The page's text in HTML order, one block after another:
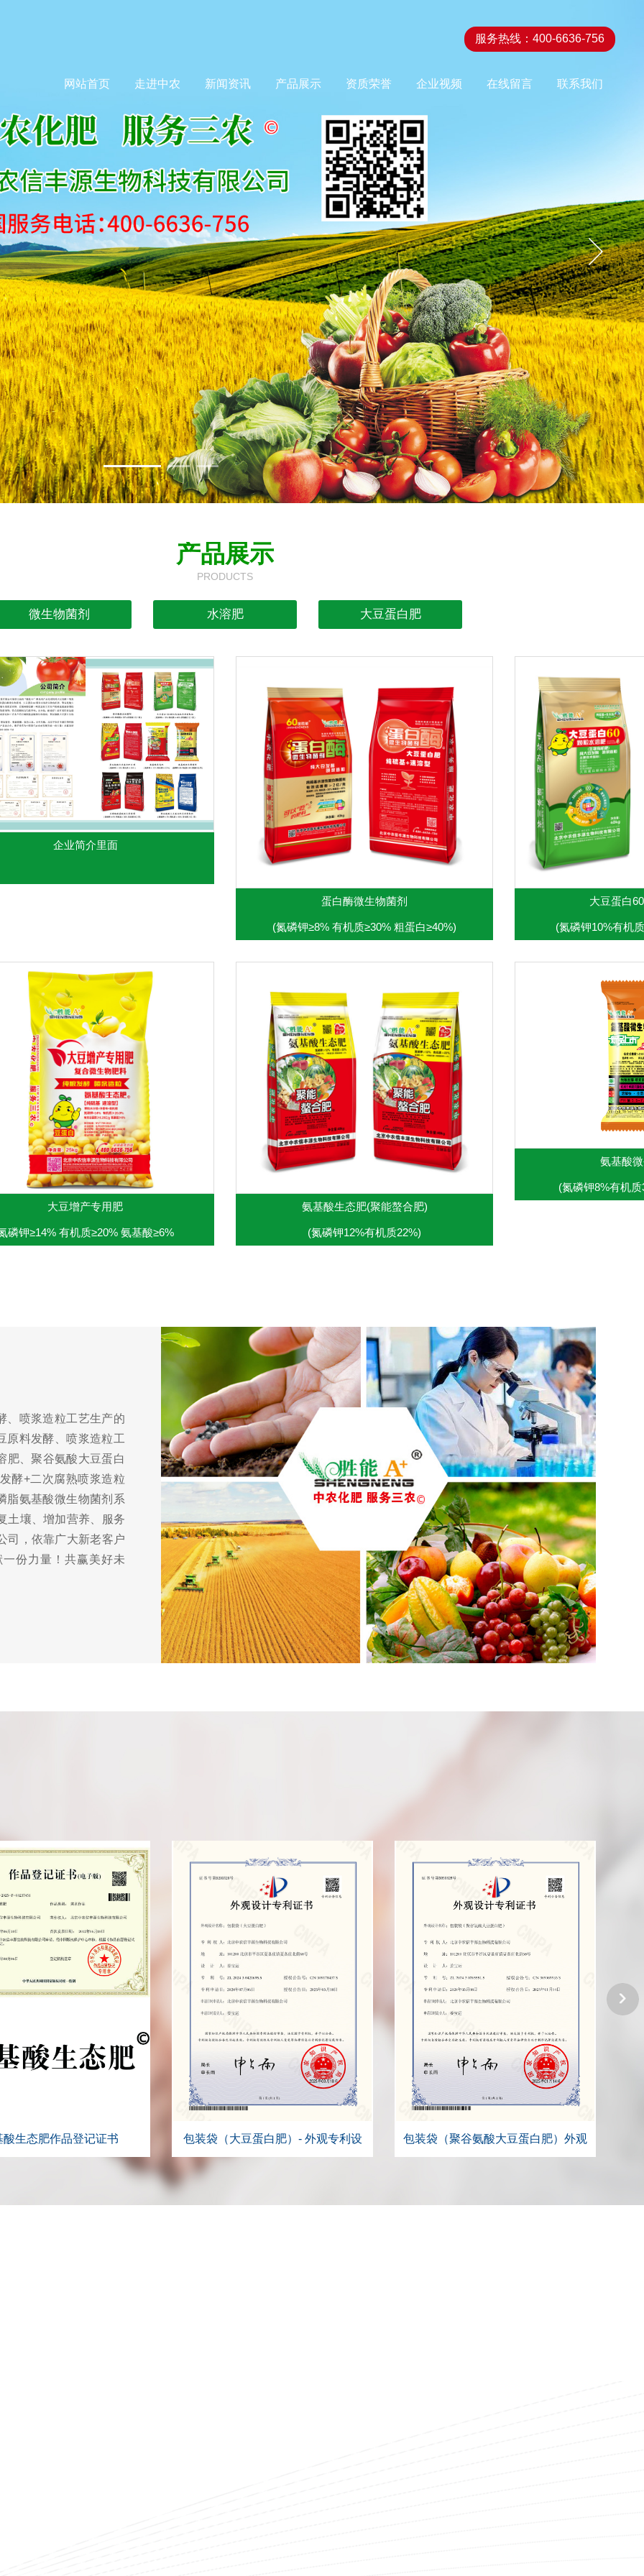
服务热线：400-6636-756
网站首页 走进中农 新闻资讯 产品展示 资质荣誉 企业视频 在线留言 联系我们
产品展示
PRODUCTS
微生物菌剂 水溶肥 大豆蛋白肥
企业简介里面
蛋白酶微生物菌剂
(氮磷钾≥8% 有机质≥30% 粗蛋白≥40%)
大豆蛋白
(氮磷钾10%有机
大豆增产专用肥
磷钾≥14% 有机质≥20% 氨基酸≥6%
氨基酸生态肥(聚能螯合肥)
(氮磷钾12%有机质22%)
氨基酸
(氮磷钾8%有机
、喷浆造粒工艺生产的
原料发酵、喷浆造粒工
肥、聚谷氨酸大豆蛋白
酵+二次腐熟喷浆造粒
脂氨基酸微生物菌剂系
土壤、增加营养、服务
司，依靠广大新老客户
份力量！共赢美好未
酸生态肥作品登记证书
包装袋（大豆蛋白肥）- 外观专利设
计证书
包装袋（聚谷氨酸大豆蛋白肥）外观
设计专利